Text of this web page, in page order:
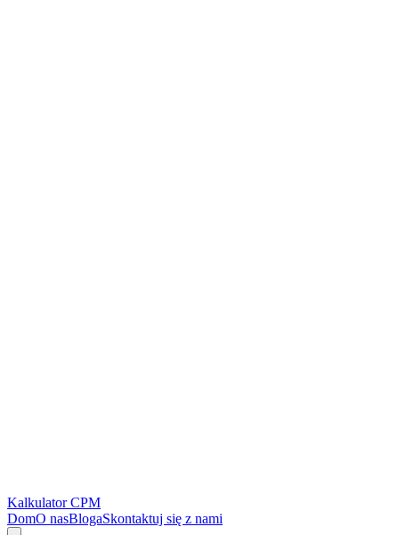
Kalkulator CPM
DomO nasBlogaSkontaktuj się z nami